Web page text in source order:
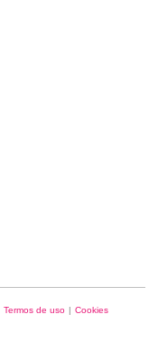
Termos de uso | Cookies